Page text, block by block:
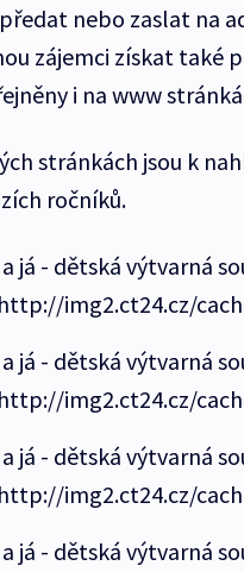
nebo zaslat na
zájemci získat také
i na www
stránkách jsou k
ročníků.
já - dětská výtvarná
img2.ct24.cz/
já - dětská výtvarná
img2.ct24.cz/
já - dětská výtvarná
img2.ct24.cz/
já - dětská výtvarná